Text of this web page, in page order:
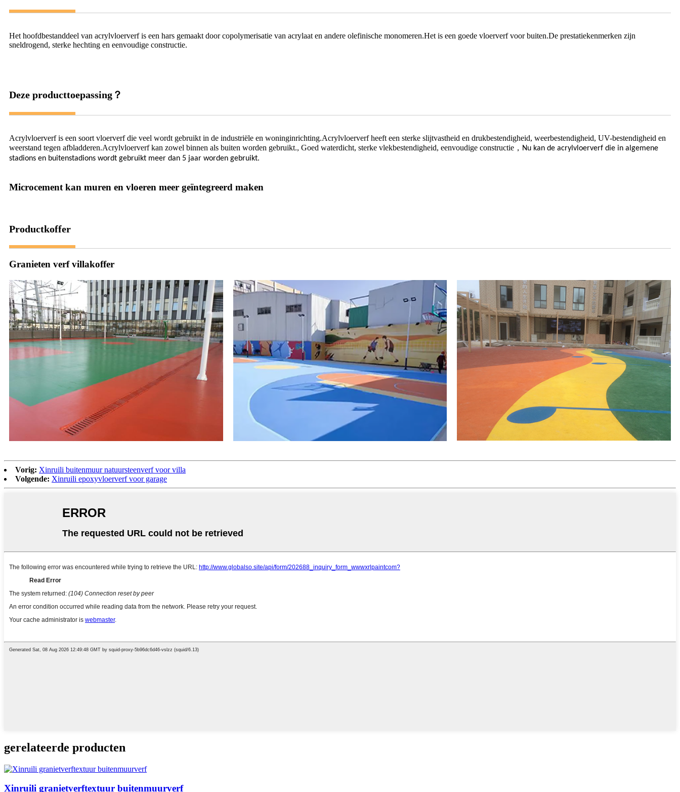
Het hoofdbestanddeel van acrylvloerverf is een hars gemaakt door copolymerisatie van acrylaat en andere olefinische monomeren.Het is een goede vloerverf voor buiten.De prestatiekenmerken zijn
sneldrogend, sterke hechting en eenvoudige constructie.
Deze producttoepassing？
Acrylvloerverf is een soort vloerverf die veel wordt gebruikt in de industriële en woninginrichting.Acrylvloerverf heeft een sterke slijtvastheid en drukbestendigheid, weerbestendigheid, UV-bestendigheid en
weerstand tegen afbladderen.Acrylvloerverf kan zowel binnen als buiten worden gebruikt., Goed waterdicht, sterke vlekbestendigheid, eenvoudige constructie ， Nu kan de acrylvloerverf die in algemene
stadions en buitenstadions wordt gebruikt meer dan 5 jaar worden gebruikt.
Microcement kan muren en vloeren meer geïntegreerd maken
Productkoffer
Granieten verf villakoffer
Vorig: Xinruili buitenmuur natuursteenverf voor villa
Volgende: Xinruili epoxyvloerverf voor garage
gerelateerde producten
Xinruili granietverftextuur buitenmuurverf